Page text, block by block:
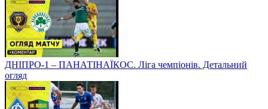
ДНІПРО-1 – ПАНАТІНАЇКОС. Ліга чемпіонів. Детальний
огляд